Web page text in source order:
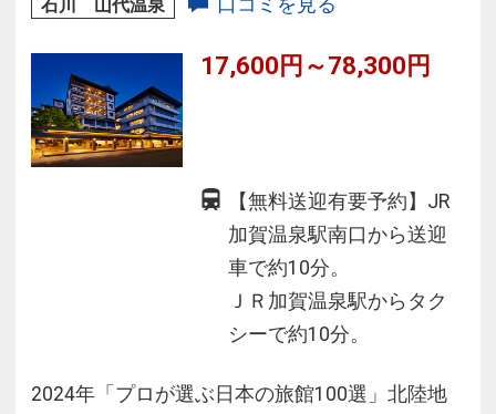
石川 山代温泉
17,600円～78,300円
【無料送迎有要予約】JR
加賀温泉駅南口から送迎
車で約10分。
ＪＲ加賀温泉駅からタク
シーで約10分。
2024年「プロが選ぶ日本の旅館100選」北陸地